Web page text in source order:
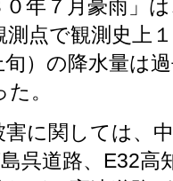
年７月豪雨」
測点で観測史上
旬）の降水量は
。
に関しては、
呉道路、E32高